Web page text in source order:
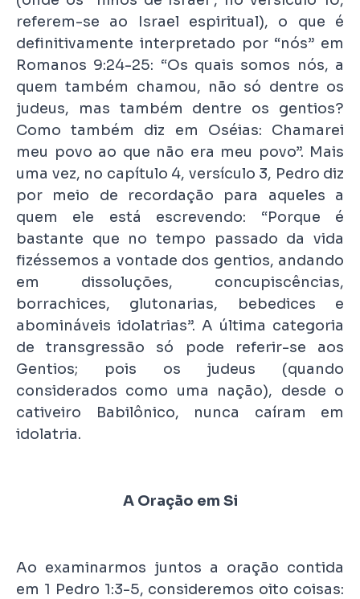
referem-se ao Israel espiritual), o que é
definitivamente interpretado por “nós” em
Romanos 9:24-25: “Os quais somos nós, a
quem também chamou, não só dentre os
judeus, mas também dentre os gentios?
Como também diz em Oséias: Chamarei
meu povo ao que não era meu povo”. Mais
uma vez, no capítulo 4, versículo 3, Pedro diz
por meio de recordação para aqueles a
quem ele está escrevendo: “Porque é
bastante que no tempo passado da vida
fizéssemos a vontade dos gentios, andando
em dissoluções, concupiscências,
borrachices, glutonarias, bebedices e
abomináveis idolatrias”. A última categoria
de transgressão só pode referir-se aos
Gentios; pois os judeus (quando
considerados como uma nação), desde o
cativeiro Babilônico, nunca caíram em
idolatria.
A Oração em Si
Ao examinarmos juntos a oração contida
em 1 Pedro 1:3-5, consideremos oito coisas: